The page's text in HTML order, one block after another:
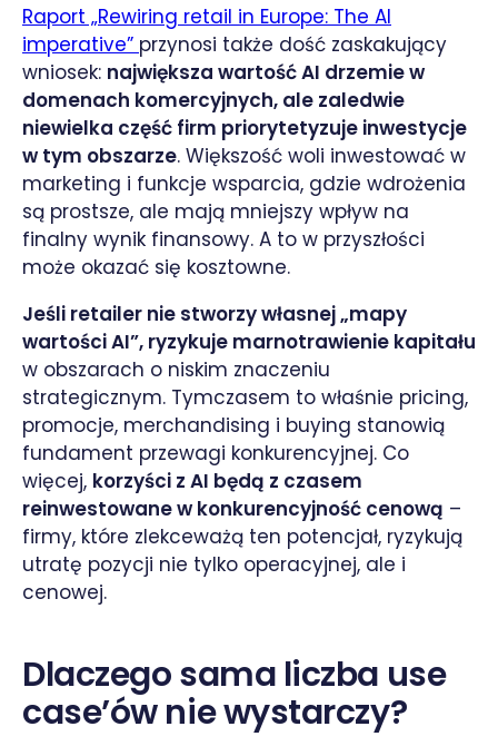
Raport „Rewiring retail in Europe: The AI
imperative” przynosi także dość zaskakujący
wniosek: największa wartość AI drzemie w
domenach komercyjnych, ale zaledwie
niewielka część firm priorytetyzuje inwestycje
w tym obszarze. Większość woli inwestować w
marketing i funkcje wsparcia, gdzie wdrożenia
są prostsze, ale mają mniejszy wpływ na
finalny wynik finansowy. A to w przyszłości
może okazać się kosztowne.
Jeśli retailer nie stworzy własnej „mapy
wartości AI”, ryzykuje marnotrawienie kapitału
w obszarach o niskim znaczeniu
strategicznym. Tymczasem to właśnie pricing,
promocje, merchandising i buying stanowią
fundament przewagi konkurencyjnej. Co
więcej, korzyści z AI będą z czasem
reinwestowane w konkurencyjność cenową –
firmy, które zlekceważą ten potencjał, ryzykują
utratę pozycji nie tylko operacyjnej, ale i
cenowej.
Dlaczego sama liczba use
case’ów nie wystarczy?